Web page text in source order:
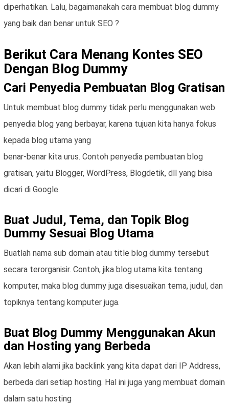
diperhatikan. Lalu, bagaimanakah cara membuat blog dummy
yang baik dan benar untuk SEO ?
Berikut Cara Menang Kontes SEO
Dengan Blog Dummy
Cari Penyedia Pembuatan Blog Gratisan
Untuk membuat blog dummy tidak perlu menggunakan web
penyedia blog yang berbayar, karena tujuan kita hanya fokus
kepada blog utama yang
benar-benar kita urus. Contoh penyedia pembuatan blog
gratisan, yaitu Blogger, WordPress, Blogdetik, dll yang bisa
dicari di Google.
Buat Judul, Tema, dan Topik Blog
Dummy Sesuai Blog Utama
Buatlah nama sub domain atau title blog dummy tersebut
secara terorganisir. Contoh, jika blog utama kita tentang
komputer, maka blog dummy juga disesuaikan tema, judul, dan
topiknya tentang komputer juga.
Buat Blog Dummy Menggunakan Akun
dan Hosting yang Berbeda
Akan lebih alami jika backlink yang kita dapat dari IP Address,
berbeda dari setiap hosting. Hal ini juga yang membuat domain
dalam satu hosting